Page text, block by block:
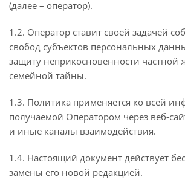
(далее – оператор).
1.2. Оператор ставит своей задачей
свобод субъектов персональных
защиту неприкосновенности
семейной тайны.
1.3. Политика применяется ко всей
получаемой Оператором через веб-
и иные каналы взаимодействия.
1.4. Настоящий документ действует
замены его новой редакцией.